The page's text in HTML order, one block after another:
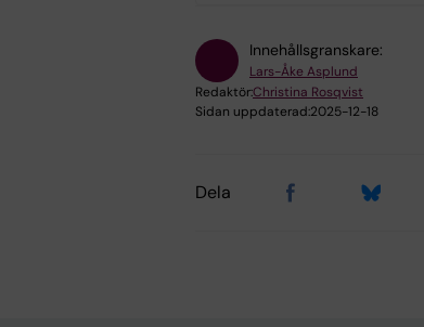
Innehållsgranskare:
Lars-Åke Asplund
Redaktör:Christina Rosqvist
Sidan uppdaterad:2025-12-18
Dela